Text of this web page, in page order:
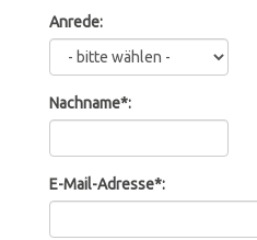
Anrede:
Nachname*:
E-Mail-Adresse*: